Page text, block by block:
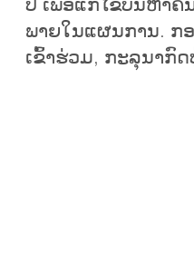
ພາຍໃນແຜນການ. ກ
ເຂົ້າຮ່ວມ, ກະລຸນາກົ